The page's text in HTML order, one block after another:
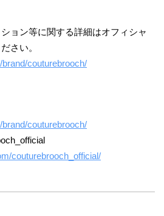
ョン等に関する詳細はオフィシャ
さい。
couturebrooch/
couturebrooch/
couturebrooch_official/